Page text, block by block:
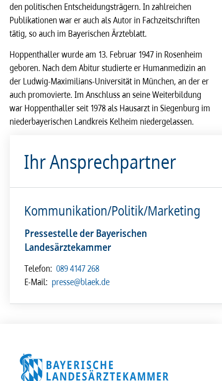
den politischen Entscheidungsträgern. In zahlreichen
Publikationen war er auch als Autor in Fachzeitschriften
tätig, so auch im Bayerischen Ärzteblatt.
Hoppenthaller wurde am 13. Februar 1947 in Rosenheim
geboren. Nach dem Abitur studierte er Humanmedizin an
der Ludwig-Maximilians-Universität in München, an der er
auch promovierte. Im Anschluss an seine Weiterbildung
war Hoppenthaller seit 1978 als Hausarzt in Siegenburg im
niederbayerischen Landkreis Kelheim niedergelassen.
Ihr Ansprechpartner
Kommunikation/Politik/Marketing
Pressestelle der Bayerischen
Landesärztekammer
Telefon: 089 4147 268
E-Mail: presse@blaek.de